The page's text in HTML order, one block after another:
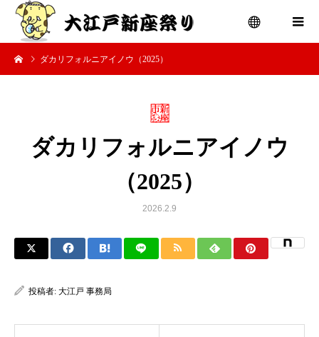
ダカリフォルニアイノウ（2025）
ダカリフォルニアイノウ
（2025）
2026.2.9
投稿者: 大江戸 事務局